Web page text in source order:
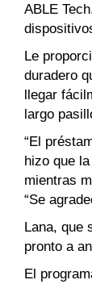
ABLE
Le
duradero
llegar
largo
“El
hizo que
mientras
“Se
Lana, que
pronto a
El